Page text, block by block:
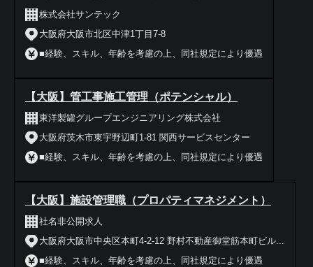
株式会社サンテック
大阪府大阪市北区中津1丁目7-8
■経験、スキル、年齢を考慮の上、同社規定により優遇
【大阪】管工事施工管理（ポテンシャル）
東洋製罐グループエンジニアリング株式会社
大阪府茨木市東宇野辺町1-81 関西サービスセンター
■経験、スキル、年齢を考慮の上、同社規定により優遇
【大阪】施設管理職（プロパティマネジメント）
社名非公開求人
大阪府大阪市中央区本町4-2-12 野村不動産御堂筋本町ビル...
■経験、スキル、年齢を考慮の上、同社規定により優遇